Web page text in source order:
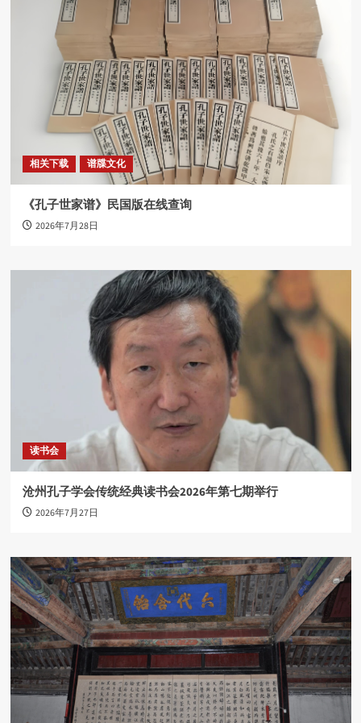
相关下载 谱牒文化
《孔子世家谱》民国版在线查询
2026年7月28日
读书会
沧州孔子学会传统经典读书会2026年第七期举行
2026年7月27日